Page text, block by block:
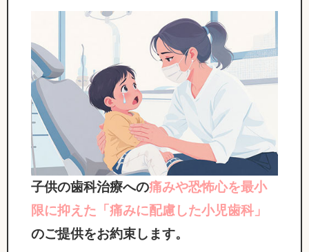
子供の歯科治療への痛みや恐怖心を最小
限に抑えた「痛みに配慮した小児歯科」
のご提供をお約束します。